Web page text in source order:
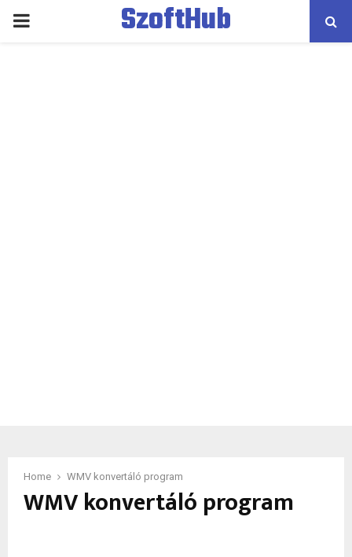
PRIMARY
SzoftHub
Home WMV konvertáló program
WMV konvertáló program